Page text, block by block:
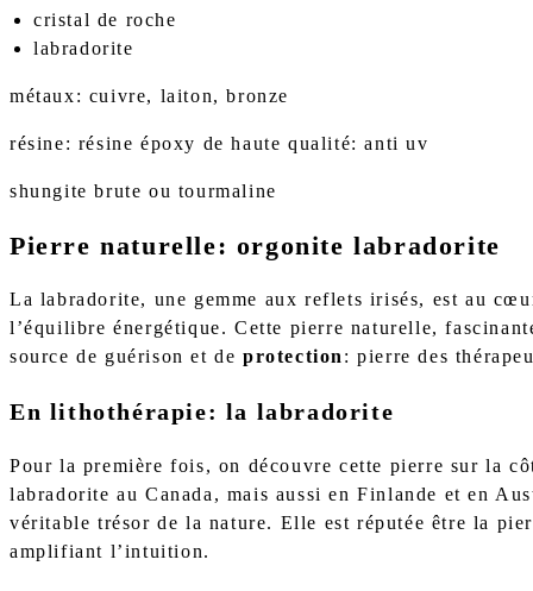
cristal de roche
labradorite
métaux: cuivre, laiton, bronze
résine: résine époxy de haute qualité: anti uv
shungite brute ou tourmaline
Pierre naturelle: orgonite labradorite
La labradorite, une gemme aux reflets irisés, est au
l’équilibre énergétique. Cette pierre naturelle,
source de guérison et deprotection : pierre des
En lithothérapie: la labradorite
Pour la première fois, on découvre cette pierre sur la
labradorite au Canada, mais aussi en Finlande et en
véritable trésor de la nature. Elle est réputée être la
amplifiant l’intuition.